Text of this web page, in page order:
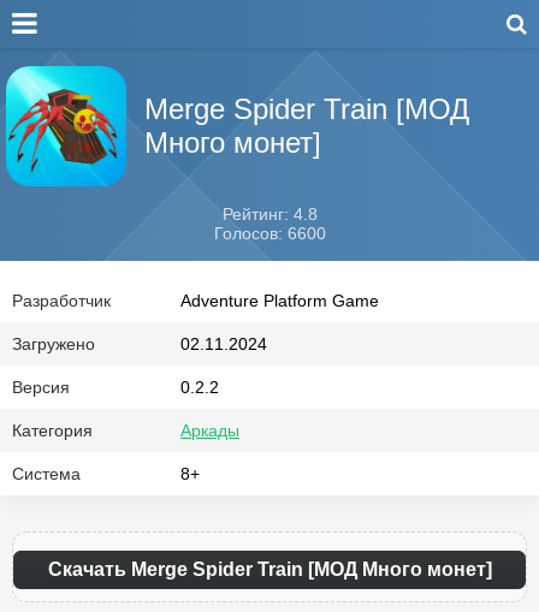
Merge Spider Train [МОД
Много монет]
Рейтинг: 4.8
Голосов: 6600
Разработчик Adventure Platform Game
Загружено 02.11.2024
Версия 0.2.2
Категория Аркады
Система 8+
Скачать Merge Spider Train [МОД Много монет]